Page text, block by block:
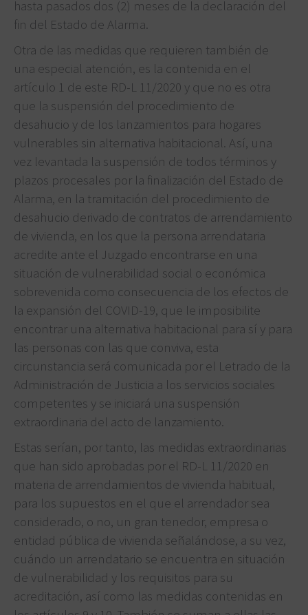
hasta pasados dos (2) meses de la declaración del
fin del Estado de Alarma.
Otra de las medidas que requieren también de
una especial atención, es la contenida en el
artículo 1 de este RD-L 11/2020 y que no es otra
que la suspensión del procedimiento de
desahucio y de los lanzamientos para hogares
vulnerables sin alternativa habitacional. Así, una
vez levantada la suspensión de todos términos y
plazos procesales por la finalización del Estado de
Alarma, en la tramitación del procedimiento de
desahucio derivado de contratos de arrendamiento
de vivienda, en los que la persona arrendataria
acredite ante el Juzgado encontrarse en una
situación de vulnerabilidad social o económica
sobrevenida como consecuencia de los efectos de
la expansión del COVID-19, que le imposibilite
encontrar una alternativa habitacional para sí y para
las personas con las que conviva, esta
circunstancia será comunicada por el Letrado de la
Administración de Justicia a los servicios sociales
competentes y se iniciará una suspensión
extraordinaria del acto de lanzamiento.
Estas serían, por tanto, las medidas extraordinarias
que han sido aprobadas por el RD-L 11/2020 en
materia de arrendamientos de vivienda habitual,
para los supuestos en el que el arrendador sea
considerado, o no, un gran tenedor, empresa o
entidad pública de vivienda señalándose, a su vez,
cuándo un arrendatario se encuentra en situación
de vulnerabilidad y los requisitos para su
acreditación, así como las medidas contenidas en